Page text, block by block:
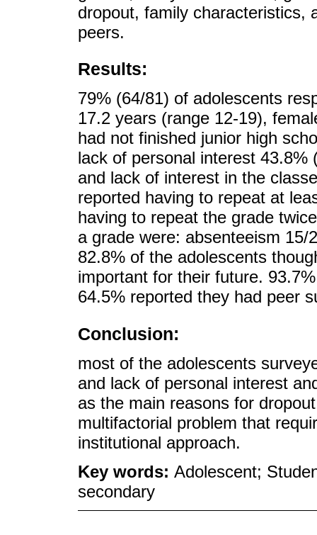
dropout, family characteristics,
peers.
Results:
79% (64/81) of adolescents
17.2 years (range 12-19),
had not finished junior high
lack of personal interest 43.8%
and lack of interest in the
reported having to repeat at
having to repeat the grade
a grade were: absenteeism
82.8% of the adolescents
important for their future.
64.5% reported they had peer
Conclusion:
most of the adolescents
and lack of personal interest
as the main reasons for
multifactorial problem that
institutional approach.
Key words: Adolescent;
secondary